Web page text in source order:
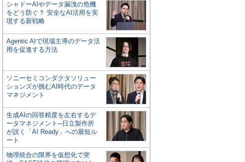
シャドーAIやデータ漏洩の危機
をどう防ぐ？ 安全なAI活用を実
現する新戦略
Agentic AIで現場主導のデータ活
用を促進する方法
ソニーセミコンダクタソリュー
ションズが挑むAI時代のデータ
マネジメント
生成AIの回答精度を左右するデ
ータマネジメント─日立製作所
が説く「AI Ready」への最短ル
ート
物理統合の限界を仮想化で突